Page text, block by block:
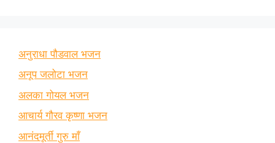
अनुराधा पौडवाल भजन
अनूप जलोटा भजन
अलका गोयल भजन
आचार्य गौरव कृष्णा भजन
आनंदमूर्ती गुरु माँ